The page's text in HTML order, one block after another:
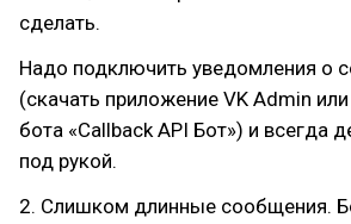
сделать.
Надо подключить уведомления о
(скачать приложение VK Admin
бота «Callback API Бот») и всегда
под рукой.
2. Слишком длинные сообщения.